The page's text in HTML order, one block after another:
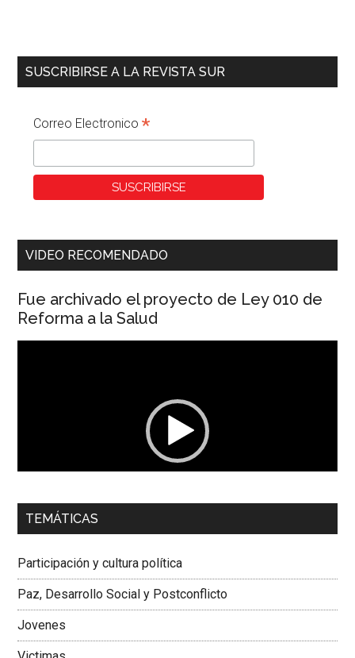
SUSCRIBIRSE A LA REVISTA SUR
Correo Electronico*
VIDEO RECOMENDADO
Fue archivado el proyecto de Ley 010 de
Reforma a la Salud
00:00 01:04
Dra. Carolina Corcho Mejía,Presidenta Corporación
Colombiana
TEMÁTICAS
Participación y cultura política
Paz, Desarrollo Social y Postconflicto
Jovenes